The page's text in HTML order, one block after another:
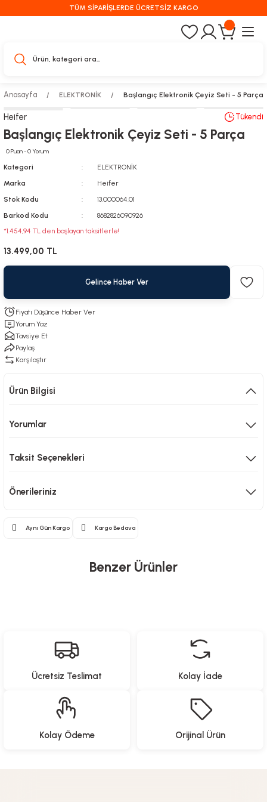
TÜM SİPARİŞLERDE ÜCRETSİZ KARGO
Anasayfa ELEKTRONİK Başlangıç Elektronik Çeyiz Seti - 5 Parça
Heifer Tükendi
Başlangıç Elektronik Çeyiz Seti - 5 Parça
0 Puan - 0 Yorum
Kategori
ELEKTRONİK
Marka
Heifer
Stok Kodu
13.000064.01
Barkod Kodu
8682826090926
*1.454,94 TL den başlayan taksitlerle!
13.499,00 TL
Gelince Haber Ver
Fiyatı Düşünce Haber Ver
Yorum Yaz
Tavsiye Et
Paylaş
Karşılaştır
Ürün Bilgisi
Yorumlar
Taksit Seçenekleri
Önerileriniz
Aynı Gün Kargo Kargo Bedava
Benzer Ürünler
Uzaktan Kumandalı Işıklı Kanatsız Fan - 50 Watt
Ücretsiz Teslimat Kolay İade
Kolay Ödeme Orijinal Ürün